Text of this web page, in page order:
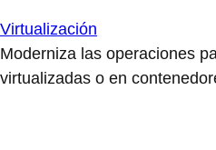
Virtualización
Moderniza las operaciones
virtualizadas o en